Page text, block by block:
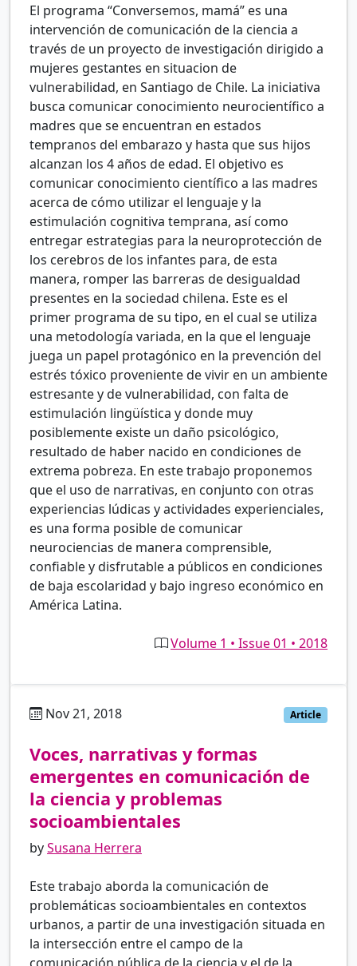
El programa “Conversemos, mamá” es una
intervención de comunicación de la ciencia a
través de un proyecto de investigación dirigido a
mujeres gestantes en situacion de
vulnerabilidad, en Santiago de Chile. La iniciativa
busca comunicar conocimiento neurocientífico a
madres que se encuentran en estados
tempranos del embarazo y hasta que sus hijos
alcanzan los 4 años de edad. El objetivo es
comunicar conocimiento científico a las madres
acerca de cómo utilizar el lenguaje y la
estimulación cognitiva temprana, así como
entregar estrategias para la neuroprotección de
los cerebros de los infantes para, de esta
manera, romper las barreras de desigualdad
presentes en la sociedad chilena. Este es el
primer programa de su tipo, en el cual se utiliza
una metodología variada, en la que el lenguaje
juega un papel protagónico en la prevención del
estrés tóxico proveniente de vivir en un ambiente
estresante y de vulnerabilidad, con falta de
estimulación lingüística y donde muy
posiblemente existe un daño psicológico,
resultado de haber nacido en condiciones de
extrema pobreza. En este trabajo proponemos
que el uso de narrativas, en conjunto con otras
experiencias lúdicas y actividades experienciales,
es una forma posible de comunicar
neurociencias de manera comprensible,
confiable y disfrutable a públicos en condiciones
de baja escolaridad y bajo ingreso económico en
América Latina.
Volume 1 • Issue 01 • 2018
Nov 21, 2018 Article
Voces, narrativas y formas
emergentes en comunicación de
la ciencia y problemas
socioambientales
bySusana Herrera
Este trabajo aborda la comunicación de
problemáticas socioambientales en contextos
urbanos, a partir de una investigación situada en
la intersección entre el campo de la